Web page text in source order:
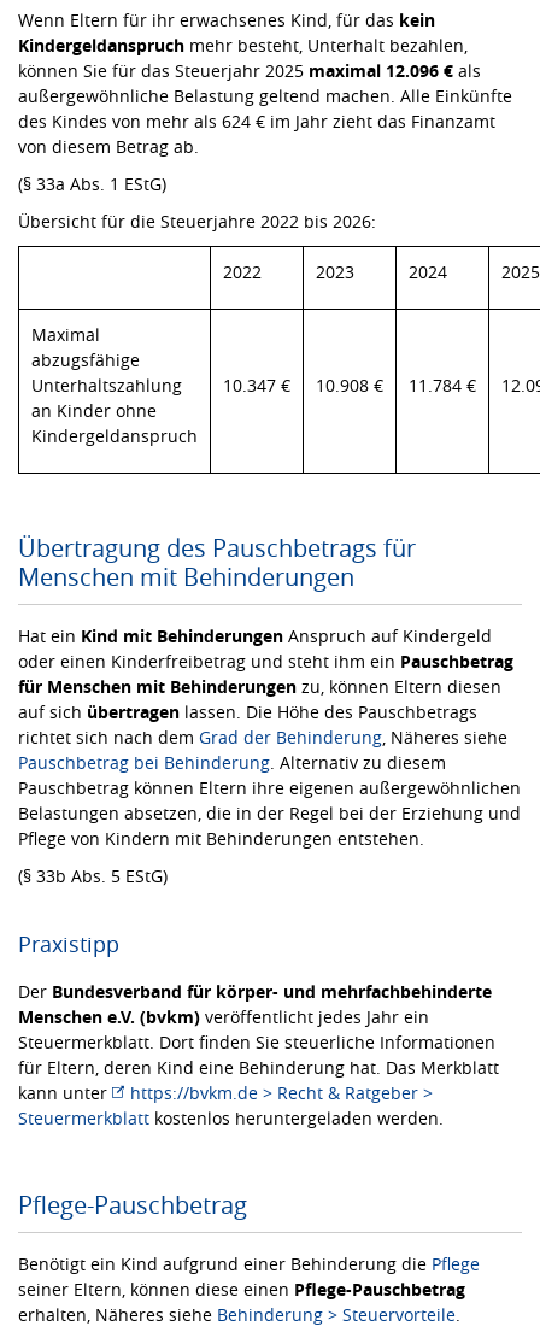
Wenn Eltern für ihr erwachsenes Kind, für das kein
Kindergeldanspruch mehr besteht, Unterhalt bezahlen,
können Sie für das Steuerjahr 2025 maximal 12.096 € als
außergewöhnliche Belastung geltend machen. Alle Einkünfte
des Kindes von mehr als 624 € im Jahr zieht das Finanzamt
von diesem Betrag ab.
(§ 33a Abs. 1 EStG)
Übersicht für die Steuerjahre 2022 bis 2026:
2022 2023 2024 2025
Maximal
abzugsfähige
Unterhaltszahlung
an Kinder ohne
Kindergeldanspruch
10.347 € 10.908 € 11.784 €
Übertragung des Pauschbetrags für
Menschen mit Behinderungen
Hat ein Kind mit Behinderungen Anspruch auf Kindergeld
oder einen Kinderfreibetrag und steht ihm ein Pauschbetrag
für Menschen mit Behinderungen zu, können Eltern diesen
auf sich übertragen lassen. Die Höhe des Pauschbetrags
richtet sich nach dem Grad der Behinderung , Näheres siehe
Pauschbetrag bei Behinderung . Alternativ zu diesem
Pauschbetrag können Eltern ihre eigenen außergewöhnlichen
Belastungen absetzen, die in der Regel bei der Erziehung und
Pflege von Kindern mit Behinderungen entstehen.
(§ 33b Abs. 5 EStG)
Praxistipp
Der Bundesverband für körper- und mehrfachbehinderte
Menschen e.V. (bvkm) veröffentlicht jedes Jahr ein
Steuermerkblatt. Dort finden Sie steuerliche Informationen
für Eltern, deren Kind eine Behinderung hat. Das Merkblatt
kann unter
https://bvkm.de > Recht & Ratgeber >
Steuermerkblatt kostenlos heruntergeladen werden.
Pflege-Pauschbetrag
Benötigt ein Kind aufgrund einer Behinderung die Pflege
seiner Eltern, können diese einen Pflege-Pauschbetrag
erhalten, Näheres siehe Behinderung > Steuervorteile